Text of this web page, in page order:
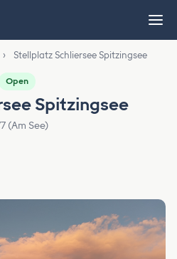
› Stellplatz Schliersee Spitzingsee
Open
Spitzingsee
(Am See)